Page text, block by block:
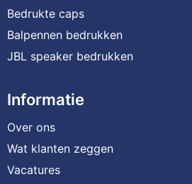
Bedrukte caps
Balpennen bedrukken
JBL speaker bedrukken
Informatie
Over ons
Wat klanten zeggen
Vacatures